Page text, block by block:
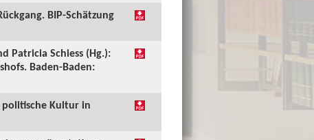
BIP-Schätzung
Patricia Schiess (Hg.):
Baden-Baden:
politische Kultur in